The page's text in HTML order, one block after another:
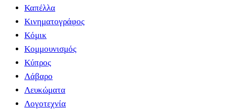
Καπέλλα
Κινηματογράφος
Κόμικ
Κομμουνισμός
Κύπρος
Λάβαρο
Λευκώματα
Λογοτεχνία